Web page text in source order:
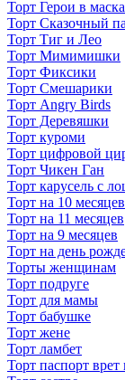
Торт Герои в
Торт Сказочный
Торт Тиг и Лео
Торт Мимимишки
Торт Фиксики
Торт Смешарики
Торт Angry Birds
Торт Деревяшки
Торт куроми
Торт цифровой
Торт Чикен Ган
Торт карусель с
Торт на 10 месяцев
Торт на 11 месяцев
Торт на 9 месяцев
Торт на день
Торты женщинам
Торт подруге
Торт для мамы
Торт бабушке
Торт жене
Торт ламбет
Торт паспорт